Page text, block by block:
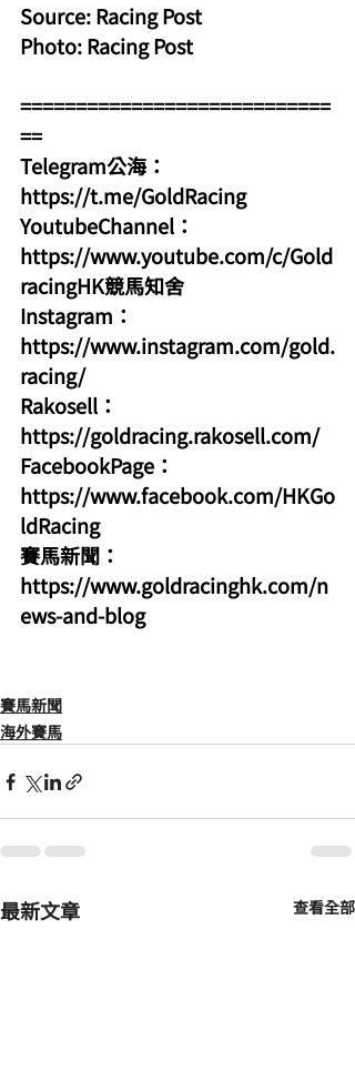
Source: Racing Post
Photo: Racing Post
============================
==
Telegram公海：
https://t.me/GoldRacing
YoutubeChannel：
https://www.youtube.com/c/Gold
racingHK競馬知舍
Instagram：
https://www.instagram.com/gold.
racing/
Rakosell：
https://goldracing.rakosell.com/
FacebookPage：
https://www.facebook.com/HKGo
ldRacing
賽馬新聞：
https://www.goldracinghk.com/n
ews-and-blog
賽馬新聞
海外賽馬
最新文章 查看全部